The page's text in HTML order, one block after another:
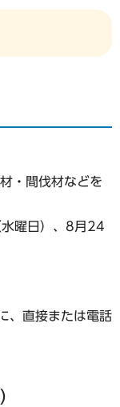
・間伐材などを
曜日）、8月24
、直接または電話